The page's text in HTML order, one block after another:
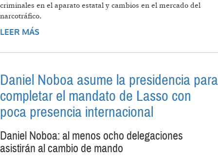
criminales en el aparato estatal y cambios en el mercado del
narcotráfico.
LEER MÁS
Daniel Noboa asume la presidencia para
completar el mandato de Lasso con
poca presencia internacional
Daniel Noboa: al menos ocho delegaciones
asistirán al cambio de mando